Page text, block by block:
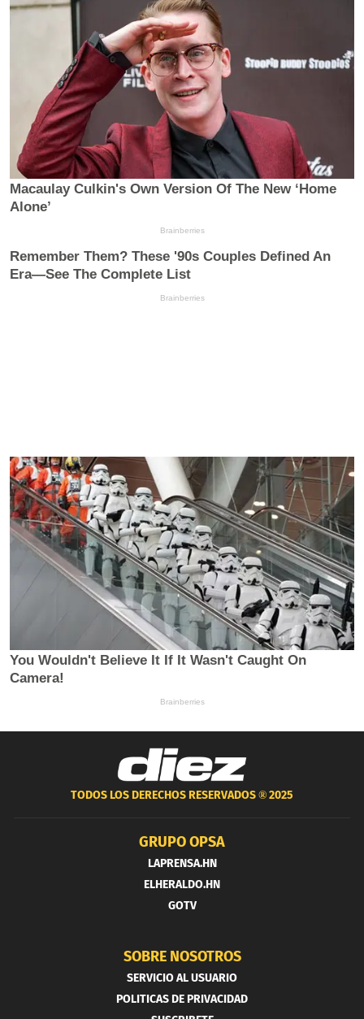
TODOS LOS DERECHOS RESERVADOS ®2025
GRUPO OPSA
LAPRENSA.HN
ELHERALDO.HN
GOTV
SOBRE NOSOTROS
SERVICIO AL USUARIO
POLITICAS DE PRIVACIDAD